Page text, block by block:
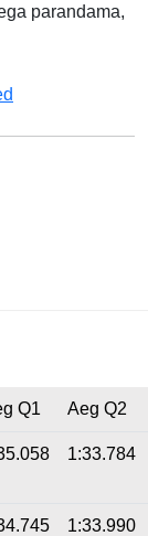
parandama,
Q1 Aeg Q2
1:33.784
1:33.990